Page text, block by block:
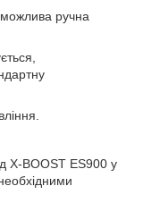
можлива ручна
X-BOOST ES900 у